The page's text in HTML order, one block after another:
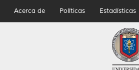
Acerca de Políticas Estadísticas